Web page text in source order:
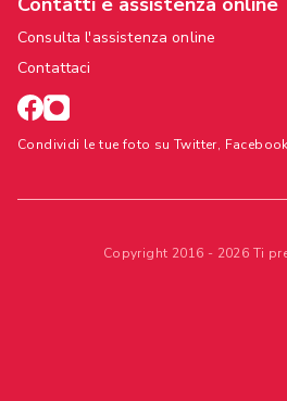
Consulta l'assistenza online
Contattaci
Condividi le tue foto su Twitter,
Copyright 2016 - 2026 Ti